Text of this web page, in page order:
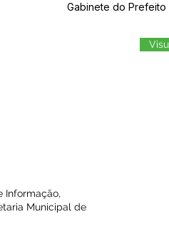
Gabinete do Prefeito
Informação,
Municipal de